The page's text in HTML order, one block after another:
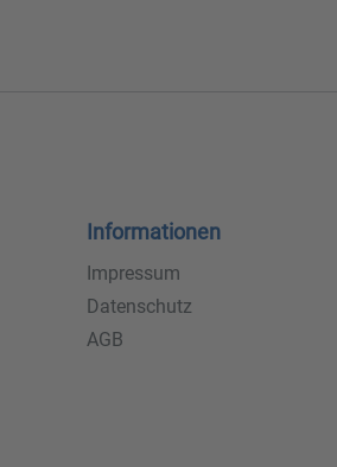
Informationen
Impressum
Datenschutz
AGB